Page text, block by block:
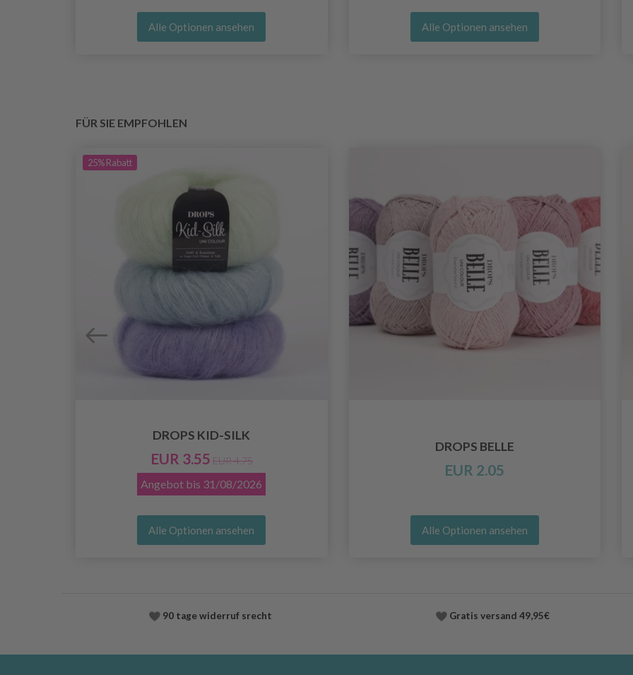
Alle Optionen ansehen Alle Optionen ansehen
FÜR SIE EMPFOHLEN
25%Rabatt
DROPS KID-SILK
EUR 3.55 EUR 4.75
Angebot bis 31/08/2026
Alle Optionen ansehen
DROPS BELLE
EUR 2.05
Alle Optionen ansehen
90 tage widerruf srecht Gratis versand 49,95€